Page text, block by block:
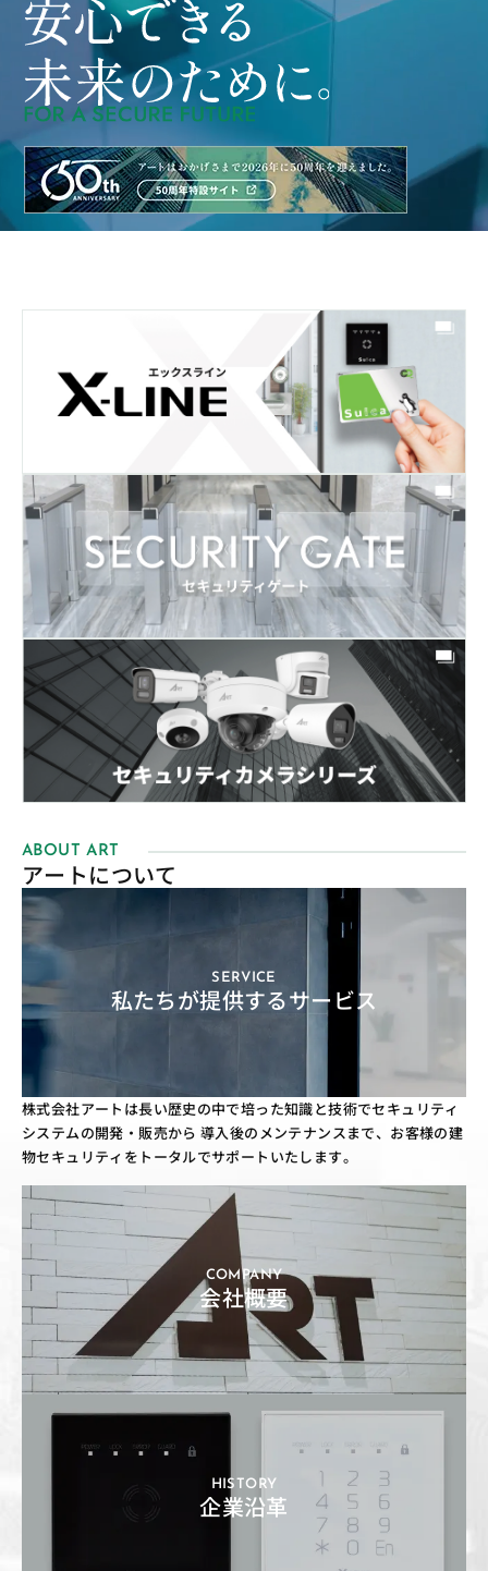
ABOUT ART
アートについて
SERVICE
私たちが提供するサービス
株式会社アートは長い歴史の中で培った知識と技術でセキュリティ
システムの開発・販売から 導入後のメンテナンスまで、お客様の建
物セキュリティをトータルでサポートいたします。
COMPANY
会社概要
HISTORY
企業沿革